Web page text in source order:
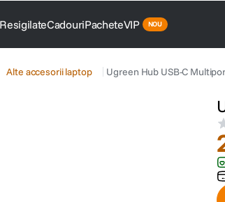
ResigilateCadouriPacheteVIP
Alte accesorii laptop Ugreen Hub USB-C